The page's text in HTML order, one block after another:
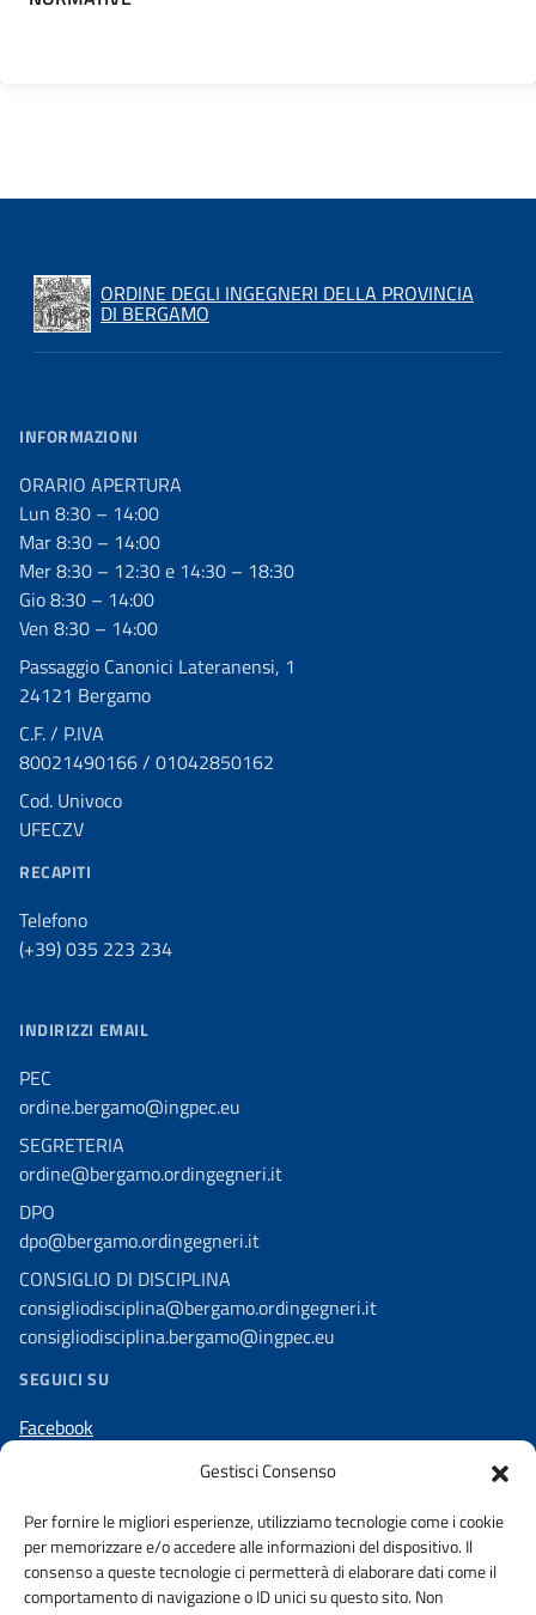
Gestisci Consenso
Per fornire le migliori esperienze, utilizziamo tecnologie come i cookie
per memorizzare e/o accedere alle informazioni del dispositivo. Il
consenso a queste tecnologie ci permetterà di elaborare dati come il
comportamento di navigazione o ID unici su questo sito. Non
ORDINE DEGLI INGEGNERI DELLA PROVINCIA
DI BERGAMO
INFORMAZIONI
ORARIO APERTURA
Lun 8:30 – 14:00
Mar 8:30 – 14:00
Mer 8:30 – 12:30 e 14:30 – 18:30
Gio 8:30 – 14:00
Ven 8:30 – 14:00
Passaggio Canonici Lateranensi, 1
24121 Bergamo
C.F. / P.IVA
80021490166 / 01042850162
Cod. Univoco
UFECZV
RECAPITI
Telefono
(+39) 035 223 234
INDIRIZZI EMAIL
PEC
ordine.bergamo@ingpec.eu
SEGRETERIA
ordine@bergamo.ordingegneri.it
DPO
dpo@bergamo.ordingegneri.it
CONSIGLIO DI DISCIPLINA
consigliodisciplina@bergamo.ordingegneri.it
consigliodisciplina.bergamo@ingpec.eu
SEGUICI SU
Facebook